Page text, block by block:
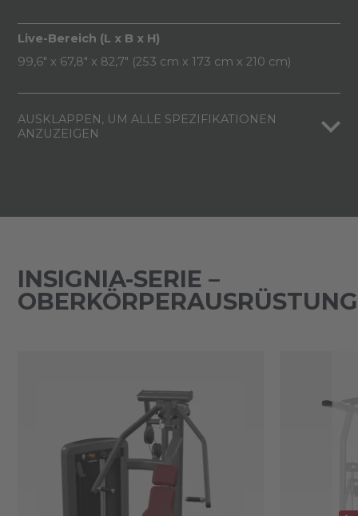
Live-Bereich (L x B x H)
99,6" x 67,8" x 82,7" (253 cm x 173 cm x 210 cm)
AUSKLAPPEN, UM ALLE SPEZIFIKATIONEN
ANZUZEIGEN
INSIGNIA-SERIE –
OBERKÖRPERAUSRÜSTUNG